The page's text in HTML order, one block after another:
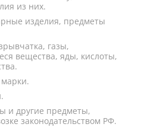
из них.
изделия, предметы
газы,
вещества, яды, кислоты,
и другие предметы,
законодательством РФ.